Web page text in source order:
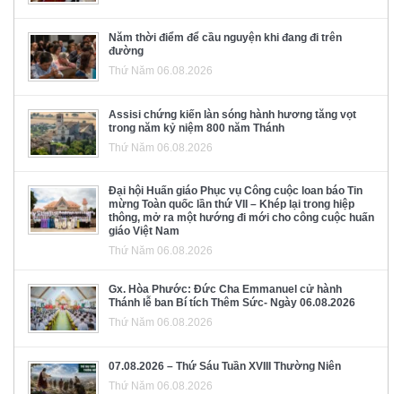
Năm thời điểm để cầu nguyện khi đang đi trên
đường
Thứ Năm 06.08.2026
Assisi chứng kiến làn sóng hành hương tăng vọt
trong năm kỷ niệm 800 năm Thánh
Thứ Năm 06.08.2026
Đại hội Huấn giáo Phục vụ Công cuộc loan báo Tin
mừng Toàn quốc lần thứ VII – Khép lại trong hiệp
thông, mở ra một hướng đi mới cho công cuộc huấn
giáo Việt Nam
Thứ Năm 06.08.2026
Gx. Hòa Phước: Đức Cha Emmanuel cử hành
Thánh lễ ban Bí tích Thêm Sức- Ngày 06.08.2026
Thứ Năm 06.08.2026
07.08.2026 – Thứ Sáu Tuần XVIII Thường Niên
Thứ Năm 06.08.2026